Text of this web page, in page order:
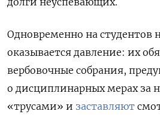
Одновременно на студентов
оказывается давление: их
вербовочные собрания,
о дисциплинарных мерах за
«трусами» и заставляют